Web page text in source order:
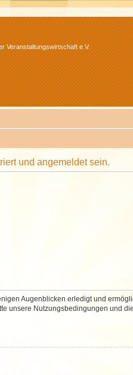
Veranstaltungswirtschaft e.V.
und angemeldet sein.
Augenblicken erledigt und
unsere Nutzungsbedingungen und